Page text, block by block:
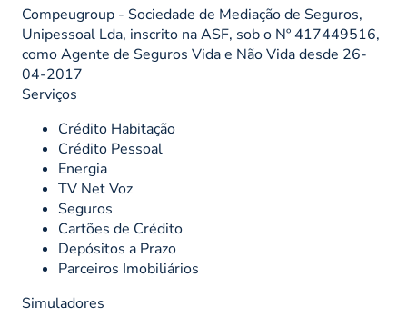
Compeugroup - Sociedade de Mediação de Seguros,
Unipessoal Lda, inscrito na ASF, sob o Nº 417449516,
como Agente de Seguros Vida e Não Vida desde 26-
04-2017
Serviços
Crédito Habitação
Crédito Pessoal
Energia
TV Net Voz
Seguros
Cartões de Crédito
Depósitos a Prazo
Parceiros Imobiliários
Simuladores